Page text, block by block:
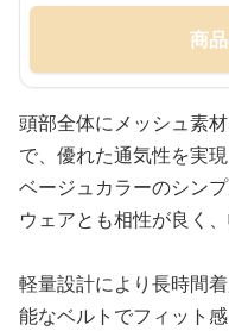
商
頭部全体にメッシュ素
で、優れた通気性を実現
ベージュカラーのシン
ウェアとも相性が良く
軽量設計により長時間
能なベルトでフィット